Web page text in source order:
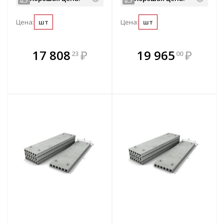
Цена: шт
17 808 23 ₽
В комплекте
всегда выгоднее!
Цена: шт
В комплекте
всегда выгоднее!
19 965 00 ₽